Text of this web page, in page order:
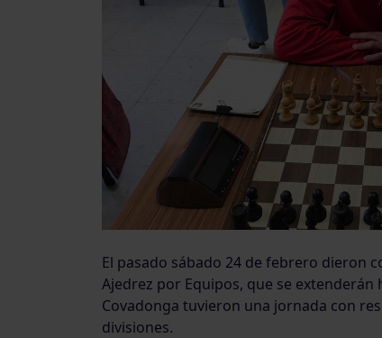
El pasado sábado 24 de febrero dieron
Ajedrez por Equipos, que se extenderán
Covadonga tuvieron una jornada con
divisiones.